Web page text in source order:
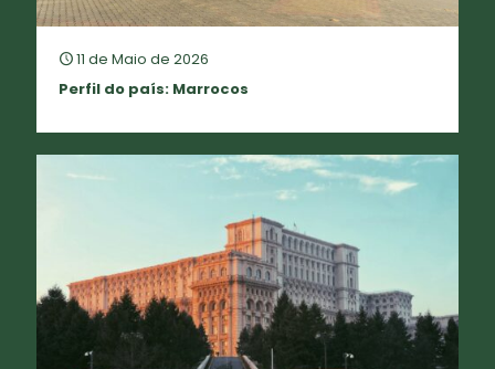
11 de Maio de 2026
Perfil do país: Marrocos